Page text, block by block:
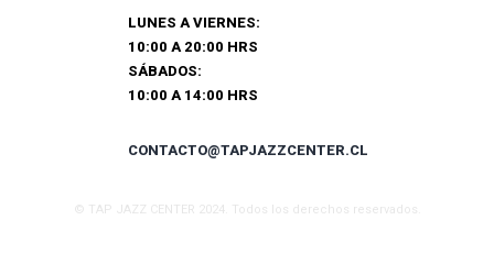
LUNES A VIERNES:
10:00 A 20:00 HRS
SÁBADOS:
10:00 A 14:00 HRS
CONTACTO@TAPJAZZCENTER.CL
© TAP JAZZ CENTER 2024. Todos los derechos reservados.